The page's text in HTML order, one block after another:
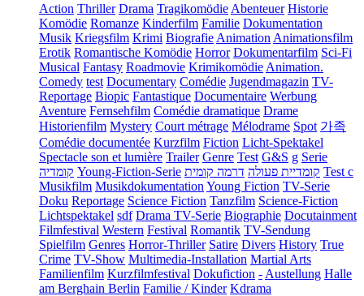
Action Thriller Drama Tragikomödie Abenteuer Historie
Komödie Romanze Kinderfilm Familie Dokumentation
Musik Kriegsfilm Krimi Biografie Animation Animationsfilm
Erotik Romantische Komödie Horror Dokumentarfilm Sci-Fi
Musical Fantasy Roadmovie Krimikomödie Animation.
Comedy test Documentary Comédie Jugendmagazin TV-
Reportage Biopic Fantastique Documentaire Werbung
Aventure Fernsehfilm Comédie dramatique Drame
Historienfilm Mystery Court métrage Mélodrame Spot 가족
Comédie documentée Kurzfilm Fiction Licht-Spektakel
Spectacle son et lumière Trailer Genre Test G&S g Serie
קומדיה Young-Fiction-Serie קומדיית פעולה דרמה קומית
Test c
Musikfilm Musikdokumentation Young Fiction TV-Serie
Doku Reportage Science Fiction Tanzfilm Science-Fiction
Lichtspektakel sdf Drama TV-Serie Biographie Docutainment
Filmfestival Western Festival Romantik TV-Sendung
Spielfilm Genres Horror-Thriller Satire Divers History True
Crime TV-Show Multimedia-Installation Martial Arts
Familienfilm Kurzfilmfestival Dokufiction - Austellung Halle
am Berghain Berlin Familie / Kinder Kdrama